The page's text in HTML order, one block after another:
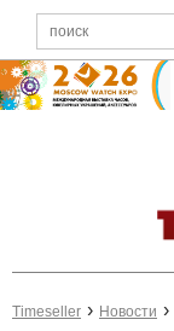
Timeseller Новости